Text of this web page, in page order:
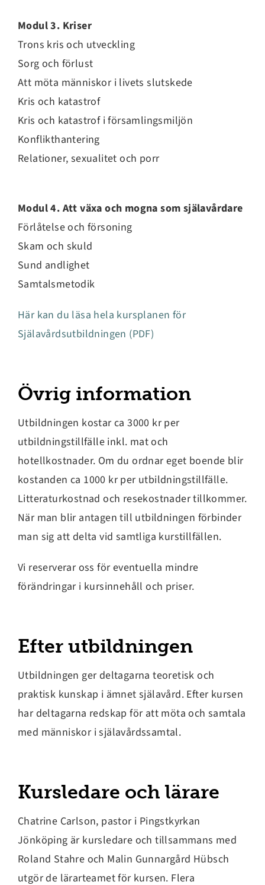
Modul 3. Kriser
Trons kris och utveckling
Sorg och förlust
Att möta människor i livets slutskede
Kris och katastrof
Kris och katastrof i församlingsmiljön
Konflikthantering
Relationer, sexualitet och porr
Modul 4. Att växa och mogna som själavårdare
Förlåtelse och försoning
Skam och skuld
Sund andlighet
Samtalsmetodik
Här kan du läsa hela kursplanen för
Själavårdsutbildningen (PDF)
Övrig information
Utbildningen kostar ca 3000 kr per
utbildningstillfälle inkl. mat och
hotellkostnader. Om du ordnar eget boende blir
kostanden ca 1000 kr per utbildningstillfälle.
Litteraturkostnad och resekostnader tillkommer.
När man blir antagen till utbildningen förbinder
man sig att delta vid samtliga kurstillfällen.
Vi reserverar oss för eventuella mindre
förändringar i kursinnehåll och priser.
Efter utbildningen
Utbildningen ger deltagarna teoretisk och
praktisk kunskap i ämnet själavård. Efter kursen
har deltagarna redskap för att möta och samtala
med människor i själavårdssamtal.
Kursledare och lärare
Chatrine Carlson, pastor i Pingstkyrkan
Jönköping är kursledare och tillsammans med
Roland Stahre och Malin Gunnargård Hübsch
utgör de lärarteamet för kursen. Flera